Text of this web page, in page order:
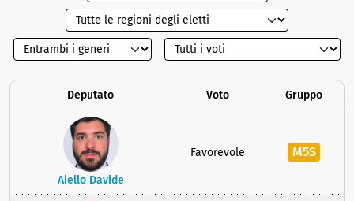
Deputato Voto Gruppo
Aiello Davide
Favorevole M5S